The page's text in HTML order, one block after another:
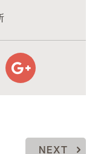
NEXT